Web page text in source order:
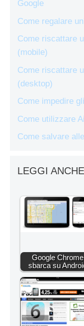
Google
Come regalare
Come riscattare
(mobile)
Come riscattare
(desktop)
Come impedire
Come utilizzare
Come salvare
LEGGI
Google Chrome
sbarca su